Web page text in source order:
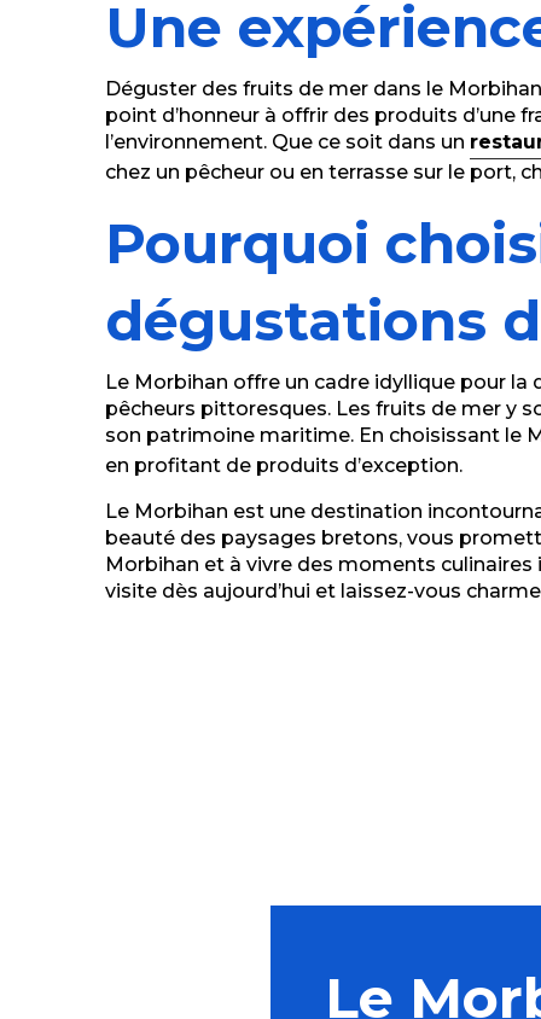
Une
Déguster des fruits de mer dans le
point d’honneur à offrir des produits d’une
l’environnement. Que ce soit dans un
chez un pêcheur ou en terrasse sur le port,
Pourquoi
dégustations
Le Morbihan offre un cadre idyllique pour
pêcheurs pittoresques. Les fruits de mer y
son patrimoine maritime. En choisissant le
en profitant de produits d’exception.
Le Morbihan est une destination
beauté des paysages bretons, vous
Morbihan et à vivre des moments culinaires
visite dès aujourd’hui et laissez-vous
Le